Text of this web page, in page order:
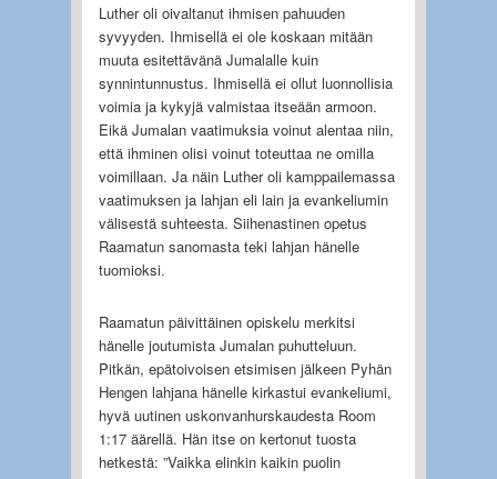
Luther oli oivaltanut ihmisen pahuuden
syvyyden. Ihmisellä ei ole koskaan mitään
muuta esitettävänä Jumalalle kuin
synnintunnustus. Ihmisellä ei ollut luonnollisia
voimia ja kykyjä valmistaa itseään armoon.
Eikä Jumalan vaatimuksia voinut alentaa niin,
että ihminen olisi voinut toteuttaa ne omilla
voimillaan. Ja näin Luther oli kamppailemassa
vaatimuksen ja lahjan eli lain ja evankeliumin
välisestä suhteesta. Siihenastinen opetus
Raamatun sanomasta teki lahjan hänelle
tuomioksi.
Raamatun päivittäinen opiskelu merkitsi
hänelle joutumista Jumalan puhutteluun.
Pitkän, epätoivoisen etsimisen jälkeen Pyhän
Hengen lahjana hänelle kirkastui evankeliumi,
hyvä uutinen uskonvanhurskaudesta Room
1:17 äärellä. Hän itse on kertonut tuosta
hetkestä: ”Vaikka elinkin kaikin puolin